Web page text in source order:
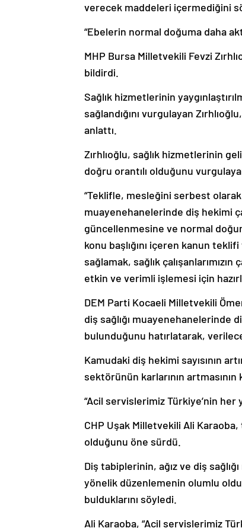
verecek maddeleri içermediğini
“Ebelerin normal doğuma daha
MHP Bursa Milletvekili Fevzi
bildirdi.
Sağlık hizmetlerinin
sağlandığını vurgulayan
anlattı.
Zırhlıoğlu, sağlık hizmetlerinin
doğru orantılı olduğunu
“Teklifle, mesleğini serbest
muayenehanelerinde diş hekimi
güncellenmesine ve normal
konu başlığını içeren kanun teklifi
sağlamak, sağlık
etkin ve verimli işlemesi için
DEM Parti Kocaeli Milletvekili
diş sağlığı
bulunduğunu hatırlatarak,
Kamudaki diş hekimi sayısının
sektörünün karlarının artmasının
“Acil servislerimiz Türkiye’nin her
CHP Uşak Milletvekili Ali Karaoba,
olduğunu öne sürdü.
Diş tabiplerinin, ağız ve diş
yönelik düzenlemenin olumlu
bulduklarını söyledi.
Ali Karaoba, “Acil servislerimiz